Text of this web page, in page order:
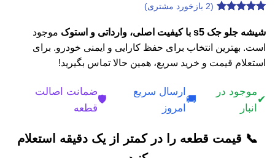
4.95
از 5
در
امتیازدهی
مشتری
(
2 بازخورد مشتری)
شیشه جلو جک s5 با کیفیت اصلی، وارداتی و استوک
موجود
است. بهترین انتخاب برای حفظ کارایی و ایمنی خودرو. برای
استعلام قیمت و خرید سریع، همین حالا تماس بگیرید!
✔
موجود در
انبار
🚚
ارسال سریع
امروز
🛡️
ضمانت اصالت
قطعه
📞 قیمت قطعه را در کمتر از یک دقیقه استعلام